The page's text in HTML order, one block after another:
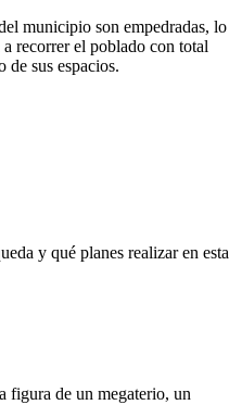
municipio son empedradas, lo
recorrer el poblado con total
sus espacios.
y qué planes realizar en esta
figura de un megaterio, un